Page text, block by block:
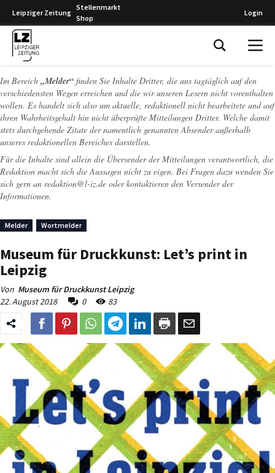
Leipziger Zeitung
Stellenmarkt
Shop
Login
Im Bereich „Melder“ finden Sie Inhalte Dritter, die uns tagtäglich auf den
verschiedensten Wegen erreichen und die wir unseren Lesern nicht vorenthalten
wollen. Es handelt sich also um aktuelle, redaktionell nicht bearbeitete und auf
ihren Wahrheitsgehalt hin nicht überprüfte Mitteilungen Dritter. Welche damit
stets durchgehende Zitate der namentlich genannten Absender außerhalb
unseres redaktionellen Bereiches darstellen.
Für die Inhalte sind allein die Übersender der Mitteilungen verantwortlich, die
Redaktion macht sich die Aussagen nicht zu eigen. Bei Fragen dazu wenden Sie
sich gern an redaktion@l-iz.de oder kontaktieren den Versender der
Informationen.
Melder Wortmelder
Museum für Druckkunst: Let’s print in
Leipzig
Von Museum für Druckkunst Leipzig
22. August 2018
0 83